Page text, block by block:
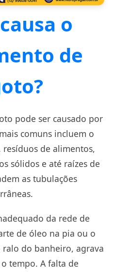
o
de
pode ser causado por
comuns incluem o
de alimentos,
sólidos e até raízes de
as tubulações
da rede de
de óleo na pia ou o
do banheiro, agrava
tempo. A falta de